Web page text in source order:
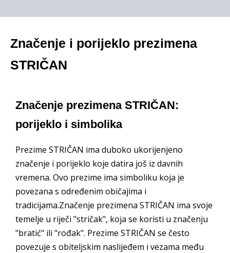
Značenje i porijeklo prezimena
STRIČAN
Značenje prezimena STRIČAN:
porijeklo i simbolika
Prezime STRIČAN ima duboko ukorijenjeno
značenje i porijeklo koje datira još iz davnih
vremena. Ovo prezime ima simboliku koja je
povezana s određenim običajima i
tradicijama.Značenje prezimena STRIČAN ima svoje
temelje u riječi "stričak", koja se koristi u značenju
"bratić" ili "rođak". Prezime STRIČAN se često
povezuje s obiteljskim naslijeđem i vezama među